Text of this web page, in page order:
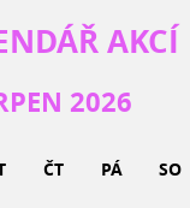
AKCÍ
2026
ČT PÁ SO